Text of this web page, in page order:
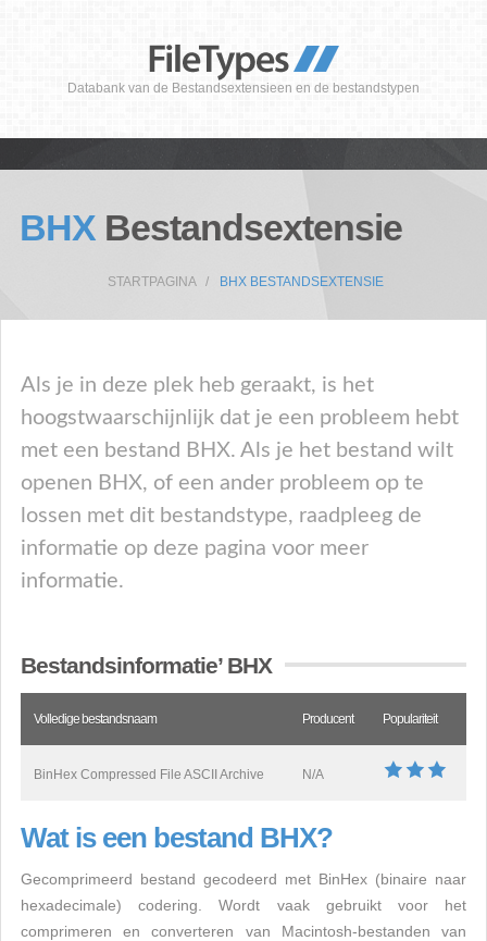
Databank van de Bestandsextensieen en de bestandstypen
BHX Bestandsextensie
STARTPAGINA BHX BESTANDSEXTENSIE
Als je in deze plek heb geraakt, is het
hoogstwaarschijnlijk dat je een probleem hebt
met een bestand BHX. Als je het bestand wilt
openen BHX, of een ander probleem op te
lossen met dit bestandstype, raadpleeg de
informatie op deze pagina voor meer
informatie.
Bestandsinformatie’ BHX
Volledige bestandsnaam Producent Populariteit
BinHex Compressed File ASCII Archive N/A
Wat is een bestand BHX?
Gecomprimeerd bestand gecodeerd met BinHex (binaire naar
hexadecimale) codering. Wordt vaak gebruikt voor het
comprimeren en converteren van Macintosh-bestanden van